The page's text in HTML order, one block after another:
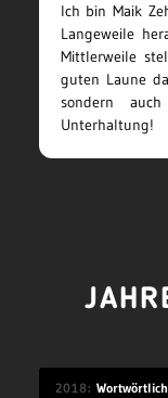
Ich bin Maik
Langeweile
Mittlerweile
guten Laune
sondern
Unterhaltung!
2018